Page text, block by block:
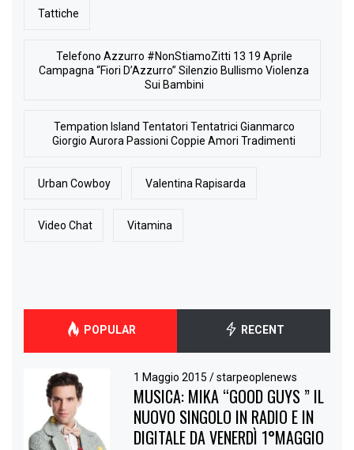
Tattiche
Telefono Azzurro #NonStiamoZitti 13 19 Aprile
Campagna “Fiori D’Azzurro” Silenzio Bullismo Violenza
Sui Bambini
Tempation Island Tentatori Tentatrici Gianmarco
Giorgio Aurora Passioni Coppie Amori Tradimenti
Urban Cowboy Valentina Rapisarda
Video Chat Vitamina
POPULAR RECENT
1 Maggio 2015/ starpeoplenews
MUSICA: MIKA “GOOD GUYS ” IL
NUOVO SINGOLO IN RADIO E IN
DIGITALE DA VENERDÌ 1°MAGGIO